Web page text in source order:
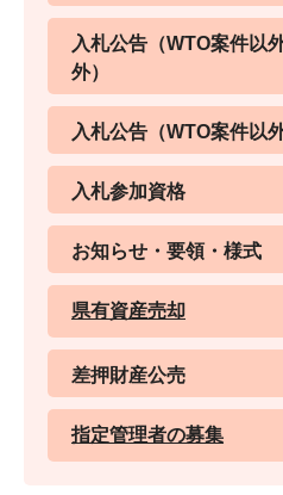
入札公告（WTO案件以
外）
入札公告（WTO案件以
入札参加資格
お知らせ・要領・様式
県有資産売却
差押財産公売
指定管理者の募集